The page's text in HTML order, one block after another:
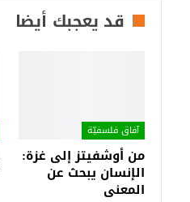
قد يعجبك أيضا
آفاق فلسفيّة‎
من أوشفيتز إلى غزة:
الإنسان يبحث عن
المعنى